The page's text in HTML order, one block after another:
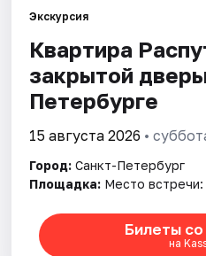
Города
Площадки
Артисты
Рейтинги
Экскурсия
Квартира
закрытой
Петербурге
15 августа 2026 •
Город: Санкт-Петербург
Площадка: Место
Билеты
на